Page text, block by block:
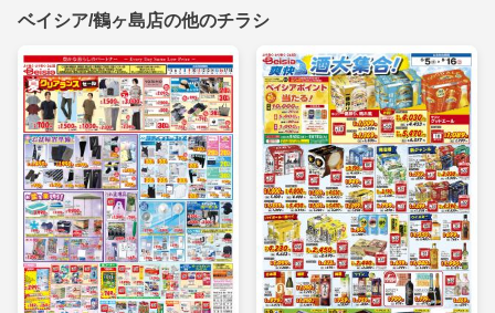
ベイシア/鶴ヶ島店の他のチラシ